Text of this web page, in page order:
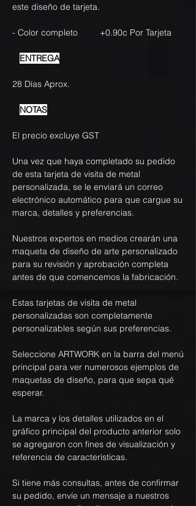
este diseño de tarjeta.
- Color completo +0.90c Por Tarjeta
ENTREGA
28 Días Aprox.
NOTAS
El precio excluye GST
Una vez que haya completado su pedido
de esta tarjeta de visita de metal
personalizada, se le enviará un correo
electrónico automático para que cargue su
marca, detalles y preferencias.
Nuestros expertos en medios crearán una
maqueta de diseño de arte personalizado
para su revisión y aprobación completa
antes de que comencemos la fabricación.
Estas tarjetas de visita de metal
personalizadas son completamente
personalizables según sus preferencias.
Seleccione ARTWORK en la barra del menú
principal para ver numerosos ejemplos de
maquetas de diseño, para que sepa qué
esperar.
La marca y los detalles utilizados en el
gráfico principal del producto anterior solo
se agregaron con fines de visualización y
referencia de características.
Si tiene más consultas, antes de confirmar
su pedido, envíe un mensaje a nuestros